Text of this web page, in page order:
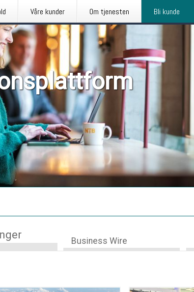
Våre kunder Om tjenesten Bli kunde
Business Wire